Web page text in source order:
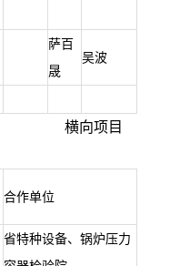
萨百
晟
吴波
横向项目
合作单位
省特种设备、锅炉压力